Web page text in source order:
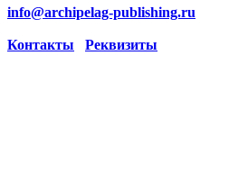
info@archipelag-publishing.ru
Контакты Реквизиты